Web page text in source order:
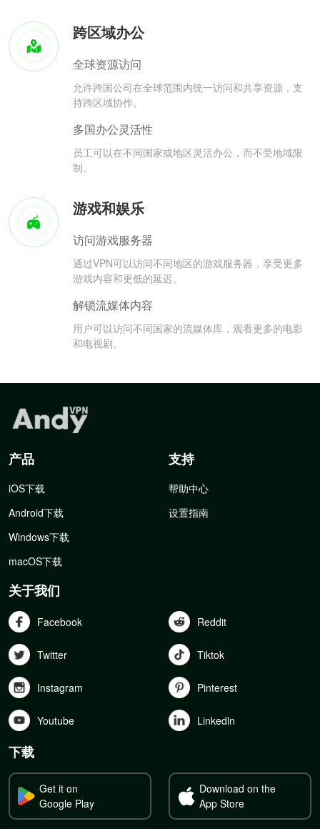
跨区域办公
全球资源访问
允许跨国公司在全球范围内统一访问和共享资源，支
持跨区域协作。
多国办公灵活性
员工可以在不同国家或地区灵活办公，而不受地域限
制。
游戏和娱乐
访问游戏服务器
通过VPN可以访问不同地区的游戏服务器，享受更多
游戏内容和更低的延迟。
解锁流媒体内容
用户可以访问不同国家的流媒体库，观看更多的电影
和电视剧。
产品
iOS下载
Android下载
Windows下载
macOS下载
支持
帮助中心
设置指南
关于我们
Facebook Reddit
Twitter Tiktok
Instagram Pinterest
Youtube Linkedln
下载
Get it on
Google Play
Download on the
App Store